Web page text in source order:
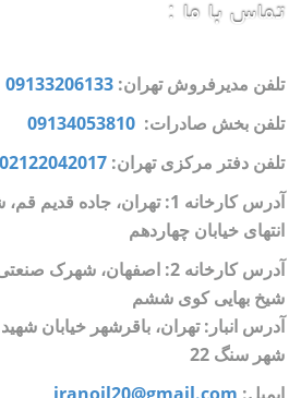
تماس با ما :
تلفن مدیرفروش تهران: 09133206133
تلفن بخش صادرات: 09134053810
تلفن دفتر مرکزی تهران: 02122042017
آدرس کارخانه 1: تهران،
انتهای خیابان چهاردهم
آدرس کارخانه 2: اصفهان،
شیخ بهایی کوی ششم
آدرس انبار: تهران، باقرشهر خیابان
شهر سنگ 22